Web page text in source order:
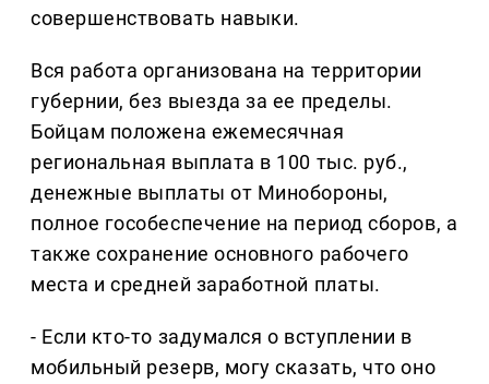
совершенствовать навыки.
Вся работа организована на территории
губернии, без выезда за ее пределы.
Бойцам положена ежемесячная
региональная выплата в 100 тыс. руб.,
денежные выплаты от Минобороны,
полное гособеспечение на период сборов, а
также сохранение основного рабочего
места и средней заработной платы.
- Если кто-то задумался о вступлении в
мобильный резерв, могу сказать, что оно